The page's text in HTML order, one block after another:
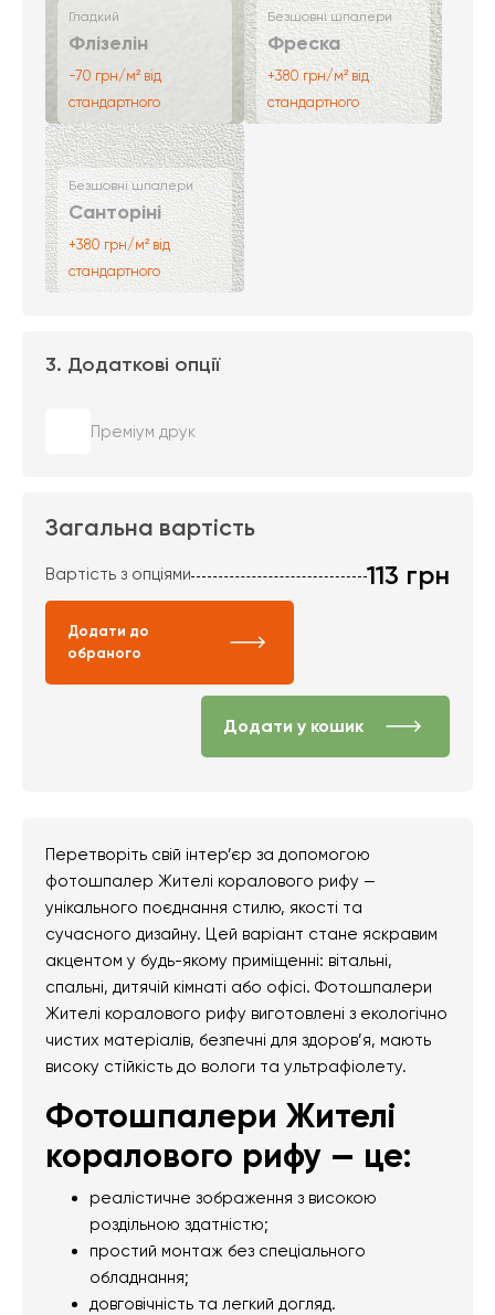
Гладкий
Флізелін
-70 грн/м² від
стандартного
Безшовні шпалери
Фреска
+380 грн/м² від
стандартного
Безшовні шпалери
Санторіні
+380 грн/м² від
стандартного
3. Додаткові опції
Преміум друк
Загальна вартість
Вартість з опціями 113 грн
Додати до
обраного
Додати у кошик
Перетворіть свій інтер’єр за допомогою
фотошпалер Жителі коралового рифу —
унікального поєднання стилю, якості та
сучасного дизайну. Цей варіант стане яскравим
акцентом у будь-якому приміщенні: вітальні,
спальні, дитячій кімнаті або офісі. Фотошпалери
Жителі коралового рифу виготовлені з екологічно
чистих матеріалів, безпечні для здоров’я, мають
високу стійкість до вологи та ультрафіолету.
Фотошпалери Жителі
коралового рифу — це:
реалістичне зображення з високою
роздільною здатністю;
простий монтаж без спеціального
обладнання;
довговічність та легкий догляд.